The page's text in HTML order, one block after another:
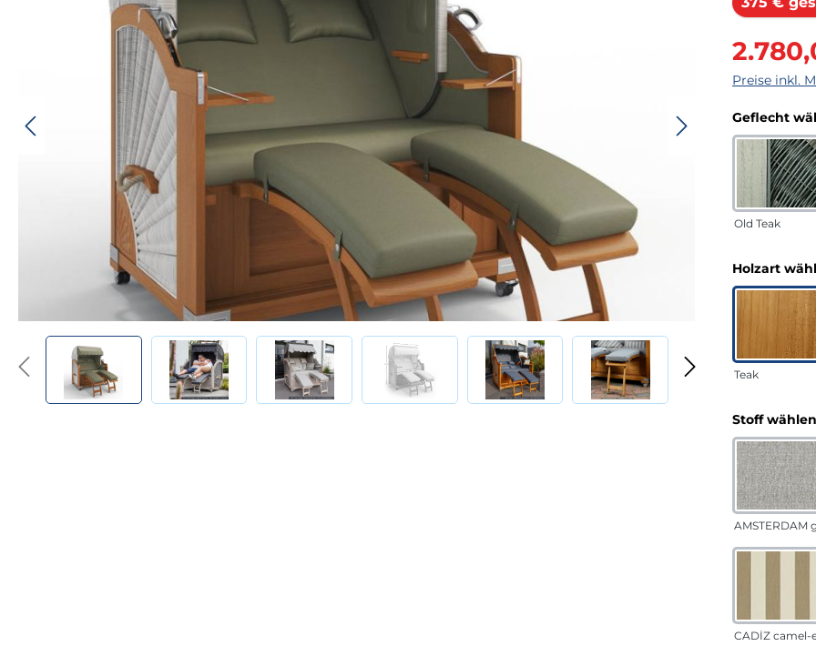
Preise inkl.
Geflecht
Old Teak
Holzart
Teak
Stoff wählen
AMSTERDAM
CADÍZ camel-